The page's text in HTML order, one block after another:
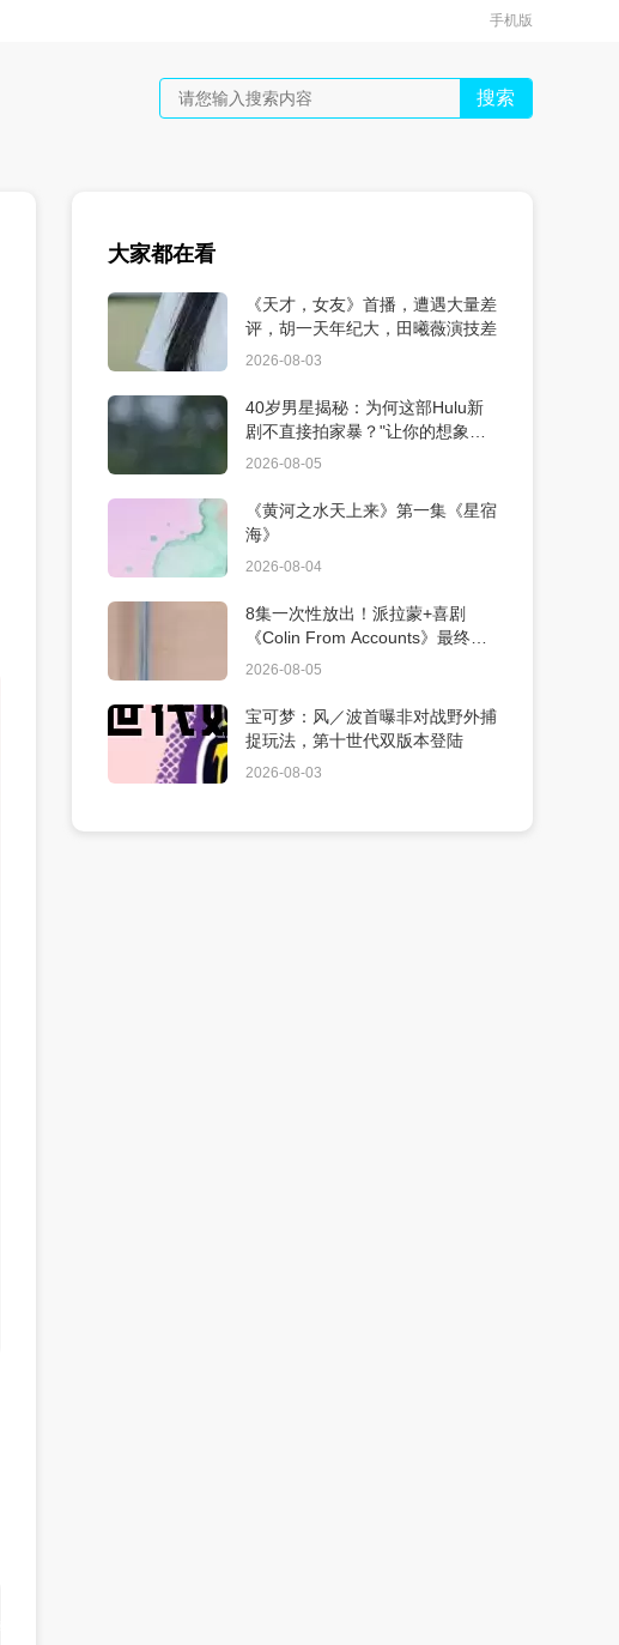
手机版
搜索
大家都在看
《天才，女友》首播，遭遇大量差
评，胡一天年纪大，田曦薇演技差
2026-08-03
40岁男星揭秘：为何这部Hulu新
剧不直接拍家暴？"让你的想象更
震撼"
2026-08-05
《黄河之水天上来》第一集《星宿
海》
2026-08-04
8集一次性放出！派拉蒙+喜剧
《Colin From Accounts》最终季9
月10日上线
2026-08-05
宝可梦：风／波首曝非对战野外捕
捉玩法，第十世代双版本登陆
2026-08-03